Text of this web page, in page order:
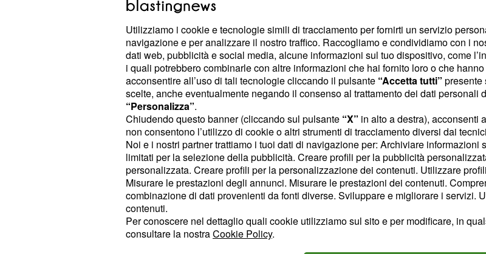
Krasnodar-Fenerbahce
pur sempre esperta, ma i padroni di casa hanno dimostrato
che comunque se la possono giocare con tutti. Noi puntiamo
su almento un goal del Krasnodar.Pronostico: goal casa
Alkmaar-Lione -I francesi stanno vivendo un periodo di alti
e bassi in campionato e dunque potrebbero dedicarsi
esclusivamente all' Europa League. E abbiamo visto, in
caso di giornata sì, che in transalpini possono far male.-
Pronostico: 2
Celta Vigo-Shakhtar -Record su record frantumati.
Utilizziamo i cookie e tecnologie simili di tracciamento per fornirti un servizio
navigazione e per analizzare il nostro traffico. Raccogliamo e condividiamo con i
dati web, pubblicità e social media, alcune informazioni sul tuo dispositivo, come
i quali potrebbero combinarle con altre informazioni che hai fornito loro o che
acconsentire all’uso di tali tecnologie cliccando il pulsante “Accetta tutti” presente
scelte, anche eventualmente negando il consenso al trattamento dei dati personali
“Personalizza”.
Chiudendo questo banner (cliccando sul pulsante “X” in alto a destra), acconsenti
non consentono l’utilizzo di cookie o altri strumenti di tracciamento diversi dai
Noi e i nostri partner trattiamo i tuoi dati di navigazione per: Archiviare
limitati per la selezione della pubblicità. Creare profili per la pubblicità
personalizzata. Creare profili per la personalizzazione dei contenuti. Utilizzare
Misurare le prestazioni degli annunci. Misurare le prestazioni dei contenuti.
combinazione di dati provenienti da fonti diverse. Sviluppare e migliorare i servizi.
contenuti.
Per conoscere nel dettaglio quali cookie utilizziamo sul sito e per modificare, in
consultare la nostraCookie Policy.